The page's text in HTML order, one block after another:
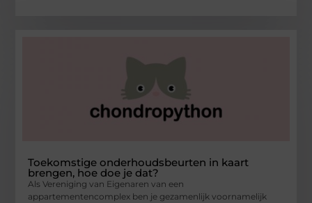
Toekomstige onderhoudsbeurten in kaart
brengen, hoe doe je dat?
Als Vereniging van Eigenaren van een
appartementencomplex ben je gezamenlijk voornamelijk